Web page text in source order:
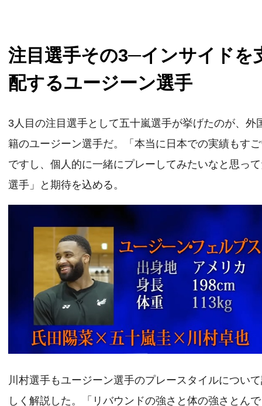
注目選手その3─インサイドを
配するユージーン選手
3人目の注目選手として五十嵐選手が挙げたのが、外
籍のユージーン選手だ。「本当に日本での実績もす
ですし、個人的に一緒にプレーしてみたいなと思っ
選手」と期待を込める。
川村選手もユージーン選手のプレースタイルについ
しく解説した。「リバウンドの強さと体の強さとん